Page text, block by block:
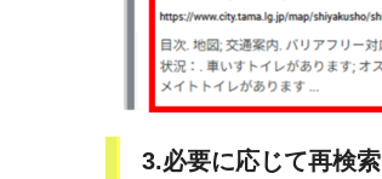
3.必要に応じて再検索